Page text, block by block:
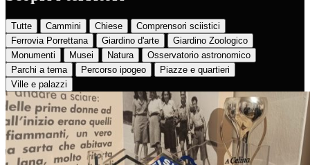
Tutte Cammini Chiese
Comprensori sciistici
Ferrovia Porrettana
Giardino d'arte
Giardino Zoologico
Monumenti
Musei Natura
Osservatorio astronomico
Parchi a tema
Percorso ipogeo
Piazze e quartieri
Ville e palazzi